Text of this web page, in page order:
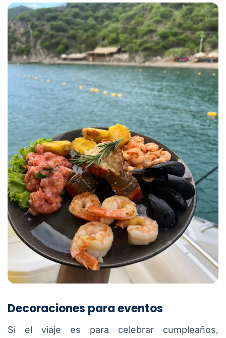
Decoraciones para eventos
Si el viaje es para celebrar cumpleaños,